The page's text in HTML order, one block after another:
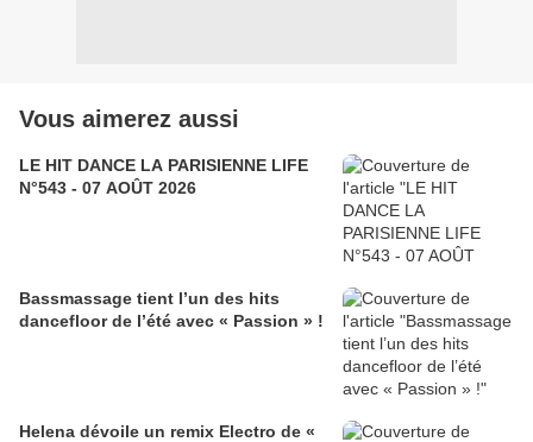
Vous aimerez aussi
LE HIT DANCE LA PARISIENNE LIFE
N°543 - 07 AOÛT 2026
Bassmassage tient l’un des hits
dancefloor de l’été avec « Passion » !
Helena dévoile un remix Electro de «